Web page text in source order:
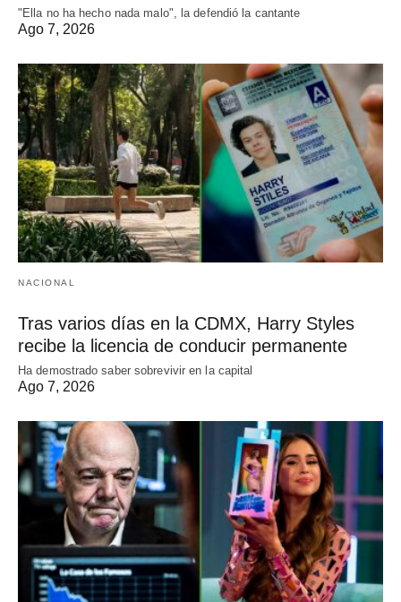
"Ella no ha hecho nada malo", la defendió la cantante
Ago 7, 2026
NACIONAL
Tras varios días en la CDMX, Harry Styles
recibe la licencia de conducir permanente
Ha demostrado saber sobrevivir en la capital
Ago 7, 2026